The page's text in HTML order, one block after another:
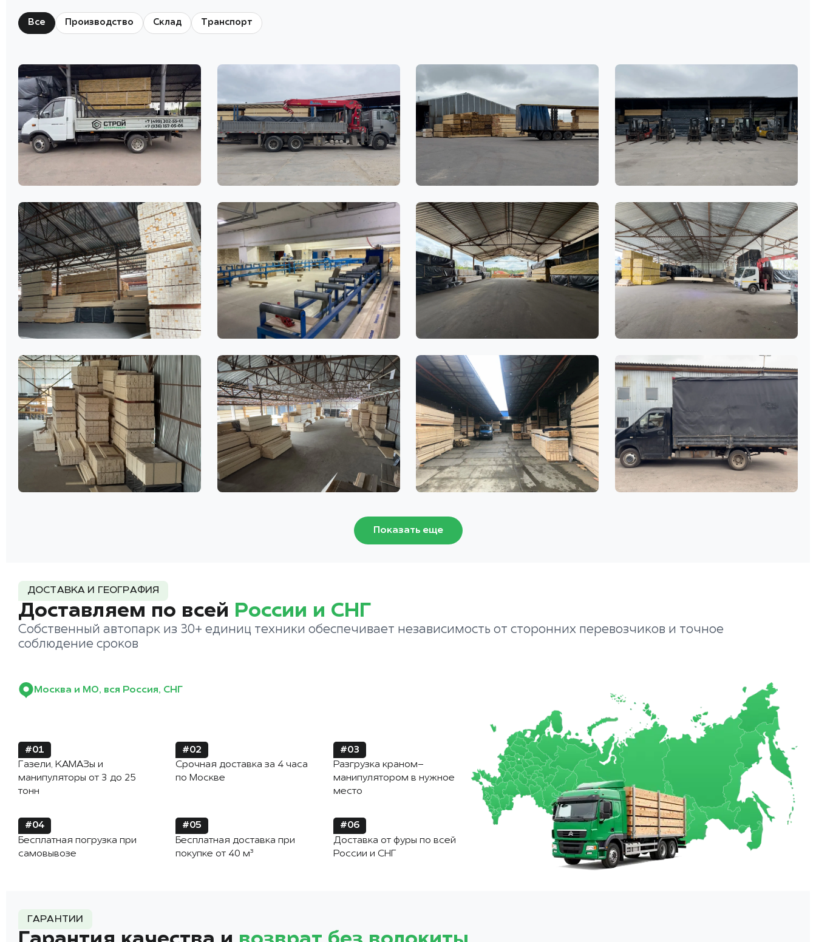
Все Производство Склад Транспорт
Показать еще
ДОСТАВКА И ГЕОГРАФИЯ
Доставляем по всей России и СНГ
Собственный автопарк из 30+ единиц техники обеспечивает независимость от сторонних перевозчиков и точное
соблюдение сроков
Москва и МО, вся Россия, СНГ
#01
Газели, КАМАЗы и
манипуляторы от 3 до 25
тонн
#02
Срочная доставка за 4 часа
по Москве
#03
Разгрузка краном-
манипулятором в нужное
место
#04
Бесплатная погрузка при
самовывозе
#05
Бесплатная доставка при
покупке от 40 м³
#06
Доставка от фуры по всей
России и СНГ
ГАРАНТИИ